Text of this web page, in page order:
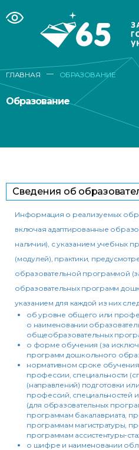
ГЛАВНАЯ — ОБРАЗОВАНИЕ
Образование
Сведения об
Информация о реализуемых
включая адаптированные
наличии), с указанием учебных
(модулей), практики,
образовательной программой
образовательных программ
указанием для каждой из них
об уровне общего или
о наименовании
общеобразовательных
о форме обучения (за
программ дошкольного
нормативном сроке
профессии, специальности
(направлений) подготовки
профессий, специальностей
(для образовательных
программам бакалавриата,
программам магистратуры,
программам ассистентуры-
о шифре и наименовании